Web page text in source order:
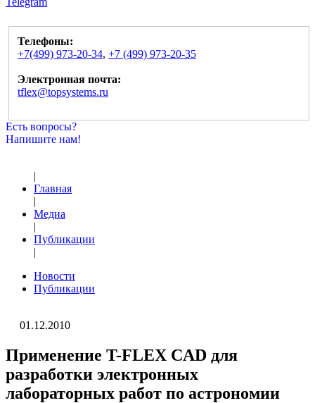
Телефоны:
+7(499) 973-20-34, +7 (499) 973-20-35
Электронная почта:
tflex@topsystems.ru
Есть вопросы?
Напишите нам!
|
Главная
|
Медиа
|
Публикации
|
Новости
Публикации
01.12.2010
Применение T-FLEX CAD для
разработки электронных
лабораторных работ по астрономии